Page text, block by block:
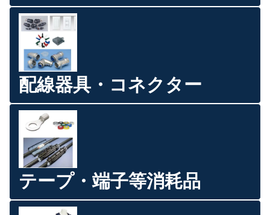
配線器具・コネクター
テープ・端子等消耗品